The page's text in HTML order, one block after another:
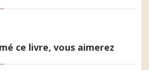
ce livre, vous aimerez